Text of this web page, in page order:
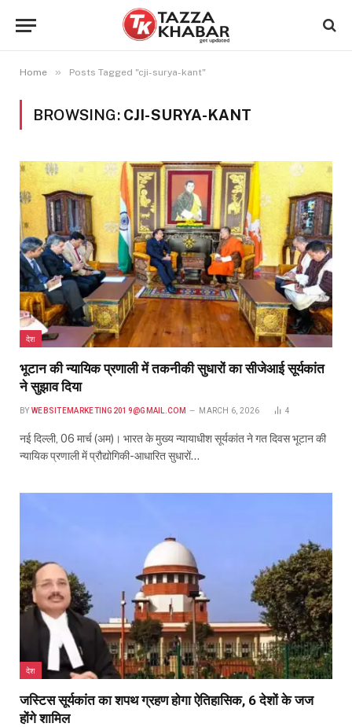
Home » Posts Tagged "cji-surya-kant"
BROWSING: CJI-SURYA-KANT
देश
भूटान की न्यायिक प्रणाली में तकनीकी सुधारों का सीजेआई सूर्यकांत
ने सुझाव दिया
BY WEBSITEMARKETING2019@GMAIL.COM MARCH 6, 2026 4
नई दिल्ली, 06 मार्च (अम)। भारत के मुख्य न्यायाधीश सूर्यकांत ने गत दिवस भूटान की
न्यायिक प्रणाली में प्रौद्योगिकी-आधारित सुधारों…
देश
जस्टिस सूर्यकांत का शपथ ग्रहण होगा ऐतिहासिक, 6 देशों के जज
होंगे शामिल